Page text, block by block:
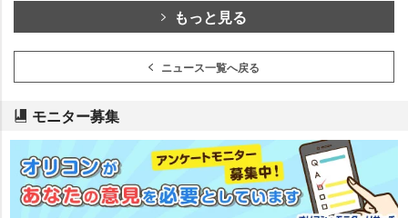
もっと見る
ニュース一覧へ戻る
モニター募集